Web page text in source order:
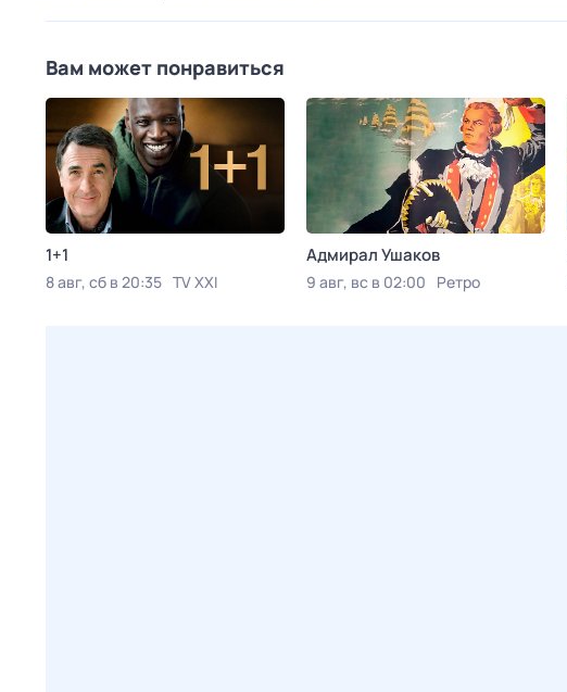
Вам может понравиться
1+1
8 авг, сб в 20:35 TV XXI
Адмирал Ушаков
9 авг, вс в 02:00 Ретро